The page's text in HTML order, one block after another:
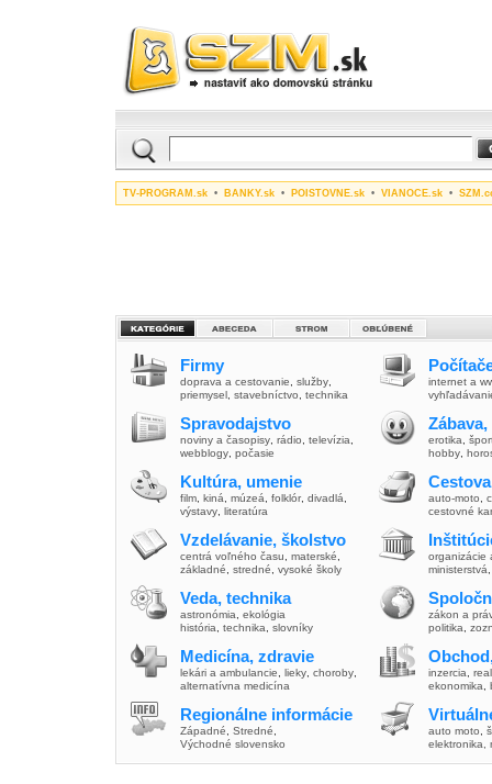
TV-PROGRAM.sk • BANKY.sk • POISTOVNE.sk • VIANOCE.sk •
Firmy
doprava a cestovanie služby
priemysel stavebníctvo technika
Spravodajstvo
noviny a časopisy rádio televízia
webblogy počasie
Kultúra, umenie
film kiná múzeá folklór, divadlá
výstavy literatúra
Vzdelávanie, školstvo
centrá voľného času materské
základné
stredné vysoké školy
Veda, technika
astronómia
ekológia
história
technika slovníky
Medicína, zdravie
lekári a ambulancie lieky choroby
alternatívna medicína
Regionálne informácie
Západné Stredné
Východné slovensko
internet a
erotika
hobby
auto-moto
cestovné
organizácie
ministerstvá
zákon a
politika
inzercia
ekonomika
auto moto
elektronika,